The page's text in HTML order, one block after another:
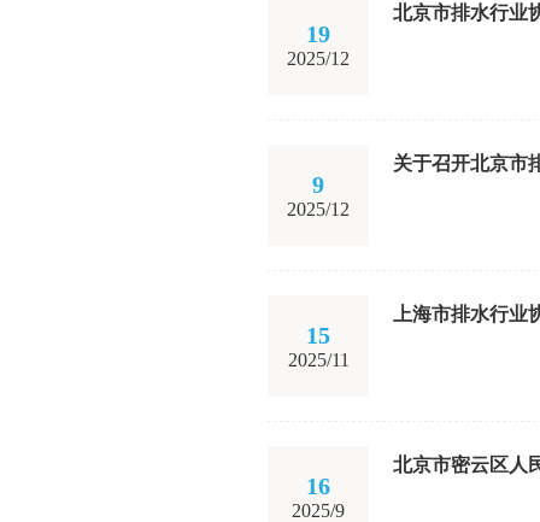
19
2025/12
北京市排水行业
9
2025/12
关于召开北京市
15
2025/11
上海市排水行业
16
2025/9
北京市密云区人